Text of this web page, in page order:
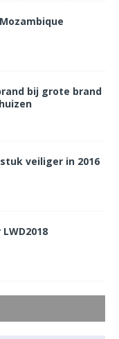
bij grote brand
veiliger in 2016